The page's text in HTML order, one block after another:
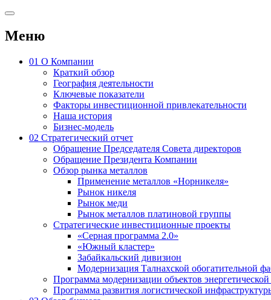
Меню
01 О Компании
Краткий обзор
География деятельности
Ключевые показатели
Факторы инвестиционной привлекательности
Наша история
Бизнес-модель
02 Стратегический отчет
Обращение Председателя Совета директоров
Обращение Президента Компании
Обзор рынка металлов
Применение металлов «Норникеля»
Рынок никеля
Рынок меди
Рынок металлов платиновой группы
Стратегические инвестиционные проекты
«Серная программа 2.0»
«Южный кластер»
Забайкальский дивизион
Модернизация Талнахской обогатительной
Программа модернизации объектов
Программа развития логистической